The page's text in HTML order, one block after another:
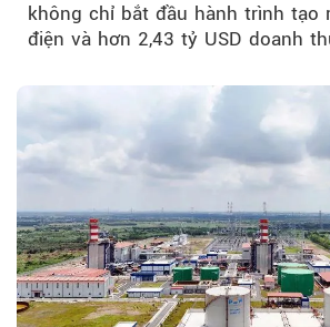
không chỉ bắt đầu hành trình tạo
điện và hơn 2,43 tỷ USD doanh